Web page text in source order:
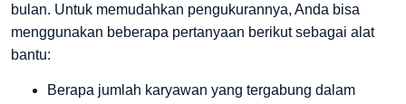
bulan. Untuk memudahkan pengukurannya, Anda bisa
menggunakan beberapa pertanyaan berikut sebagai alat
bantu:
Berapa jumlah karyawan yang tergabung dalam